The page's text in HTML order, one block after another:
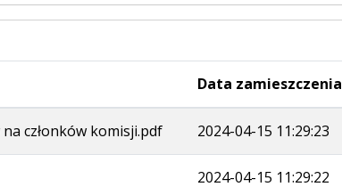
Data zamieszczenia
członków komisji.pdf 2024-04-15 11:29:23
2024-04-15 11:29:22